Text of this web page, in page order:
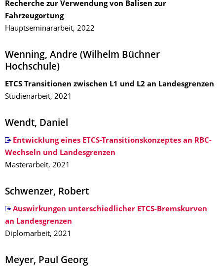
Recherche zur Verwendung von Balisen zur
Fahrzeugortung
Hauptseminararbeit, 2022
Wenning, Andre (Wilhelm Büchner
Hochschule)
ETCS Transitionen zwischen L1 und L2 an Landesgrenzen
Studienarbeit, 2021
Wendt, Daniel
Entwicklung eines ETCS-Transitionskonzeptes an RBC-
Wechseln und Landesgrenzen
Masterarbeit, 2021
Schwenzer, Robert
Auswirkungen unterschiedlicher ETCS-Bremskurven
an Landesgrenzen
Diplomarbeit, 2021
Meyer, Paul Georg